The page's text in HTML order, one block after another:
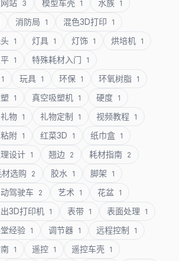
站 3 模型车壳 1 水族 1
消防局 1 混色3D打印 1
1 灯具 1 灯饰 1 烘培机 1
1 特殊耗材入门 1
1 玩具 1 环保 1 环氧树脂 1
1 真空吸塑机 1 硬度 1
礼物 1 礼物定制 1 视频教程 1
粘附 1 红菜3D 1 纸巾盒 1
设计 1 翘边 2 耗材指南 2
材选购 2 胶水 1 脚架 1
驾驶车 2 艺术 1 花盆 1
3D打印机 1 表带 1 表面处理 1
经验 1 调节器 1 远程控制 1
1 遥控 1 遥控车壳 1